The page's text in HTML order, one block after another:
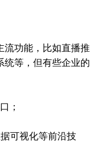
流功能，比如直播推
统等，但有些企业的
；
可视化等前沿技